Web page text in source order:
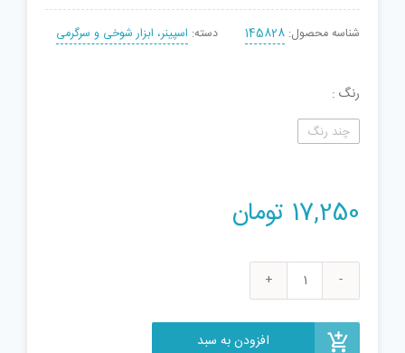
شناسه محصول: 145828 دسته: اسپینر، ابزار شوخی و سرگرمی
رنگ
چند رنگ
17,250 تومان
خمیر
افزودن به سبد